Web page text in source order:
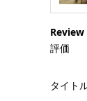
Review
評価
タイト